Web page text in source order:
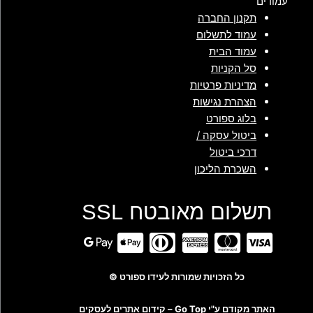
תקנון החברה
עמוד לתשלום
עמוד הבית
סל הקניות
מדיניות פרטיות
הצהרת נגישות
בלוג ספורט
ביטול עסקה /
דרכי ביטול
השכרת הליכון
תשלום מאובטח SSL
כל הזכויות שמורות לעידו ספורט ©
האתר מקודם ע"י Go Top – קידום אתרים לעסקים